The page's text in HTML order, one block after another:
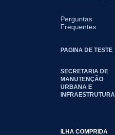
Perguntas
Frequentes
PAGINA DE TESTE
SECRETARIA DE
MANUTENÇÃO
URBANA E
INFRAESTRUTURA
ILHA COMPRIDA